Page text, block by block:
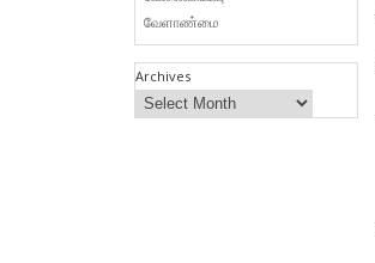
வேளாண்மை
Archives